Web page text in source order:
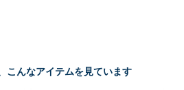
こんなアイテムを見ています